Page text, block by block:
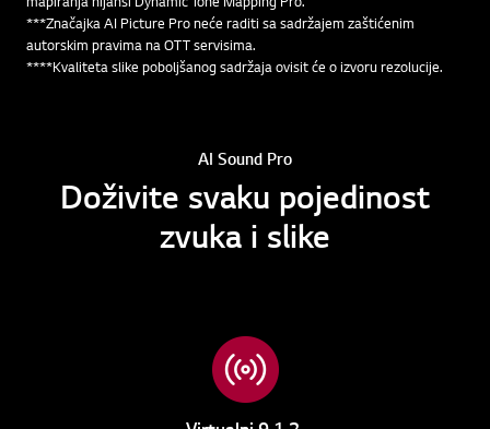
***Značajka AI Picture Pro neće raditi sa sadržajem zaštićenim
autorskim pravima na OTT servisima.
****Kvaliteta slike poboljšanog sadržaja ovisit će o izvoru rezolucije.
AI Sound Pro
Doživite svaku pojedinost
zvuka i slike